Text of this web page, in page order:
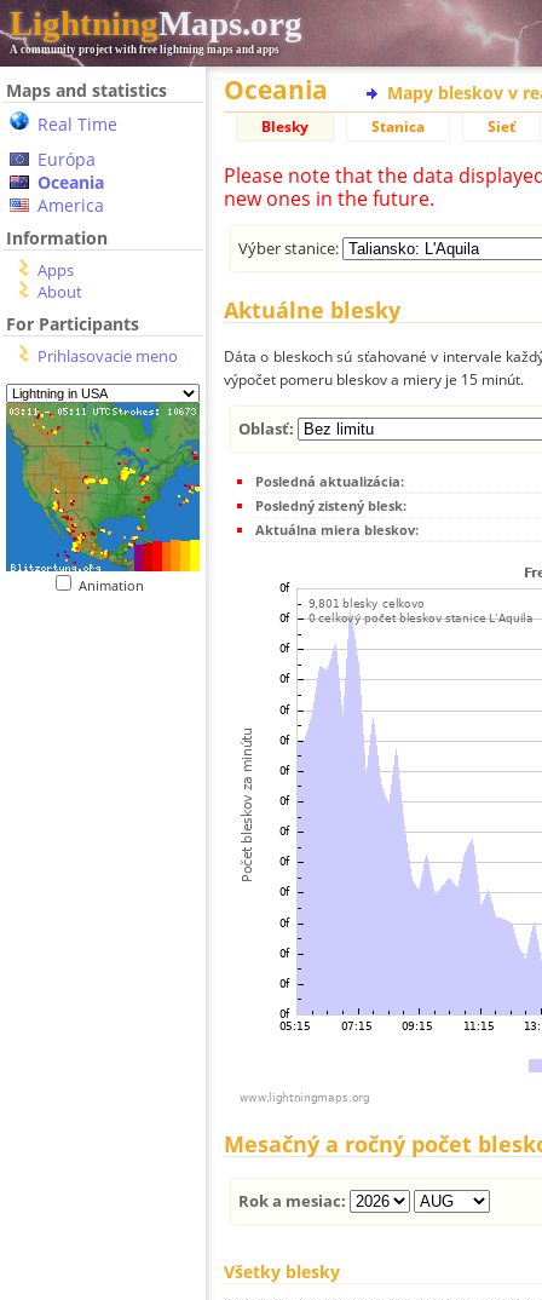
LightningMaps.org
A community project with free lightning maps and apps
Maps and statistics
Real Time
Európa
Oceania
America
Information
Apps
About
For Participants
Prihlasovacie meno
Animation
Oceania Mapy bleskov v
Blesky Stanica Sieť
Please note that the data
new ones in the future.
Výber stanice:
Aktuálne blesky
Dáta o bleskoch sú sťahované v intervale
výpočet pomeru bleskov a miery je 15 minút.
Oblasť:
Posledná aktualizácia:
Posledný zistený blesk:
Aktuálna miera bleskov:
Mesačný a ročný počet
Rok a mesiac:
Všetky blesky